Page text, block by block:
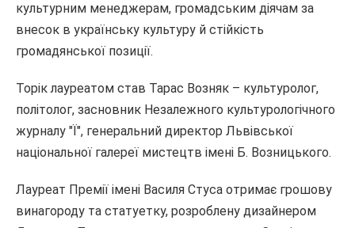
культурним менеджерам, громадським діячам за
внесок в українську культуру й стійкість
громадянської позиції.
Торік лауреатом став Тарас Возняк – культуролог,
політолог, засновник Незалежного культурологічного
журналу "Ї", генеральний директор Львівської
національної галереї мистецтв імені Б. Возницького.
Лауреат Премії імені Василя Стуса отримає грошову
винагороду та статуетку, розроблену дизайнером